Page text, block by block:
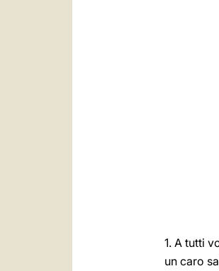
1. A tutti
un caro